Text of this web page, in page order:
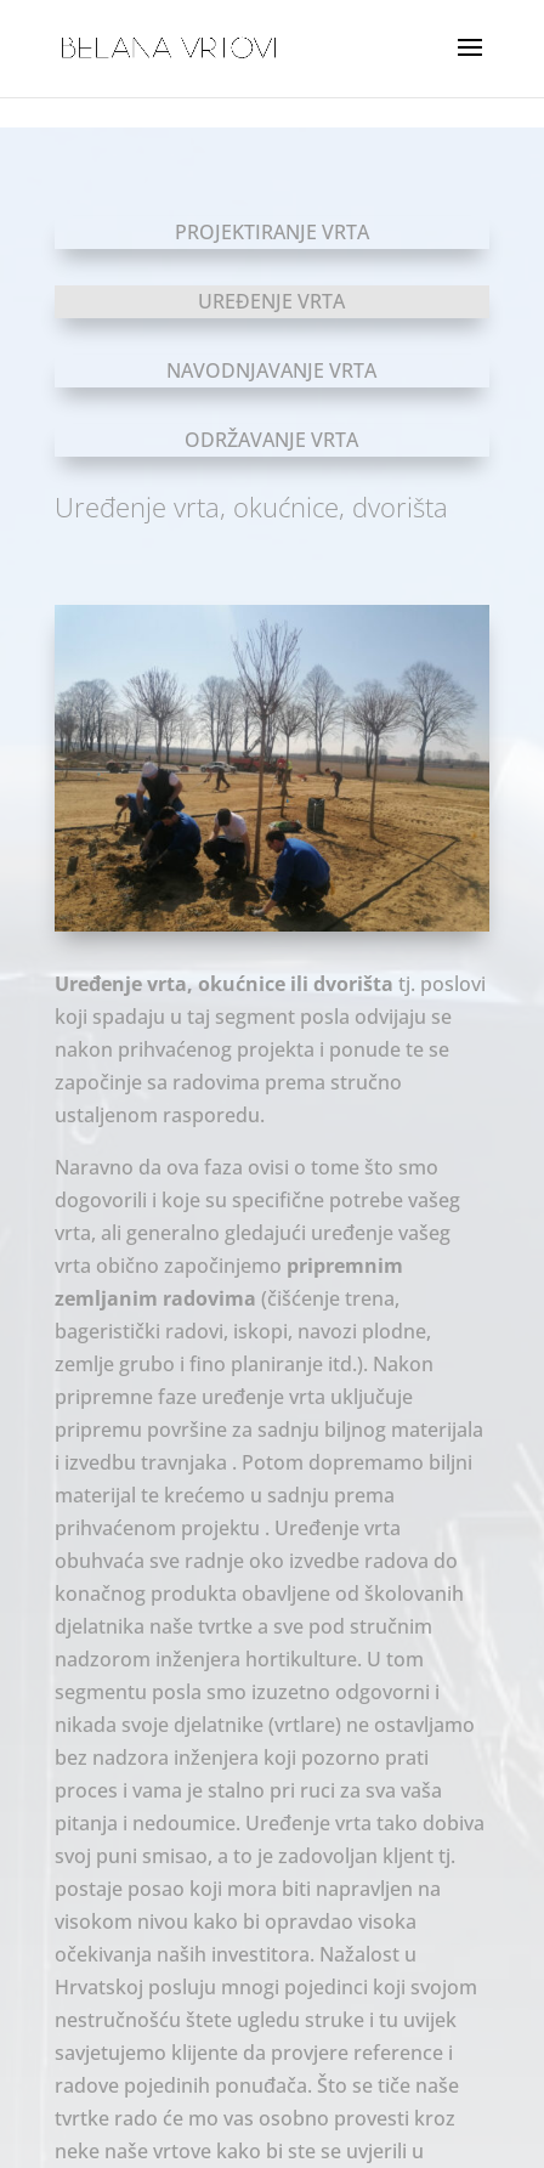
PROJEKTIRANJE VRTA
UREĐENJE VRTA
NAVODNJAVANJE VRTA
ODRŽAVANJE VRTA
Uređenje vrta, okućnice, dvorišta
Uređenje vrta, okućnice ili dvorišta tj. poslovi
koji spadaju u taj segment posla odvijaju se
nakon prihvaćenog projekta i ponude te se
započinje sa radovima prema stručno
ustaljenom rasporedu.
Naravno da ova faza ovisi o tome što smo
dogovorili i koje su specifične potrebe vašeg
vrta, ali generalno gledajući uređenje vašeg
vrta obično započinjemo pripremnim
zemljanim radovima (čišćenje trena,
bageristički radovi, iskopi, navozi plodne,
zemlje grubo i fino planiranje itd.). Nakon
pripremne faze uređenje vrta uključuje
pripremu površine za sadnju biljnog materijala
i izvedbu travnjaka . Potom dopremamo biljni
materijal te krećemo u sadnju prema
prihvaćenom projektu . Uređenje vrta
obuhvaća sve radnje oko izvedbe radova do
konačnog produkta obavljene od školovanih
djelatnika naše tvrtke a sve pod stručnim
nadzorom inženjera hortikulture. U tom
segmentu posla smo izuzetno odgovorni i
nikada svoje djelatnike (vrtlare) ne ostavljamo
bez nadzora inženjera koji pozorno prati
proces i vama je stalno pri ruci za sva vaša
pitanja i nedoumice. Uređenje vrta tako dobiva
svoj puni smisao, a to je zadovoljan kljent tj.
postaje posao koji mora biti napravljen na
visokom nivou kako bi opravdao visoka
očekivanja naših investitora. Nažalost u
Hrvatskoj posluju mnogi pojedinci koji svojom
nestručnošću štete ugledu struke i tu uvijek
savjetujemo klijente da provjere reference i
radove pojedinih ponuđača. Što se tiče naše
tvrtke rado će mo vas osobno provesti kroz
neke naše vrtove kako bi ste se uvjerili u